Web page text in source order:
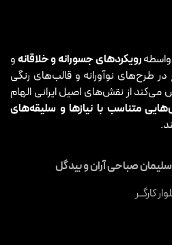
واسطهرویکردهای جسورانه و خلاقانهو
در طرح‌های نوآورانه و قالب‌های رنگی
می‌کند از نقش‌های اصیل ایرانی الهام
متناسب با نیازها و سلیقه‌های
صباحی آران و بیدگل